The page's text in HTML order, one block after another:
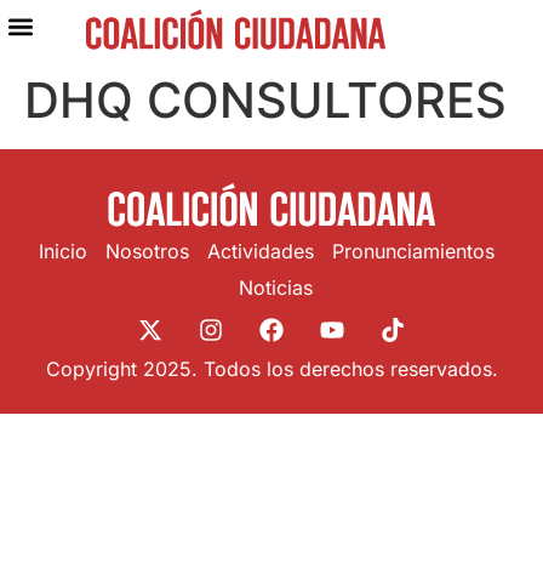
DHQ CONSULTORES
Inicio Nosotros Actividades
Pronunciamientos
Noticias
Copyright 2025. Todos los derechos reservados.